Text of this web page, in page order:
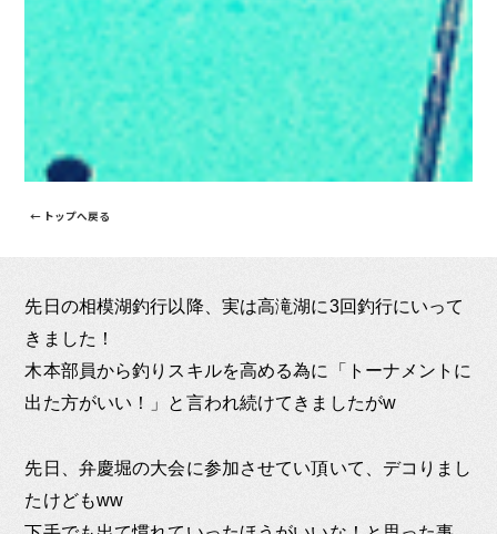
← トップへ戻る
先日の相模湖釣行以降、実は高滝湖に3回釣行にいって
きました！
木本部員から釣りスキルを高める為に「トーナメントに
出た方がいい！」と言われ続けてきましたがw
先日、弁慶堀の大会に参加させてい頂いて、デコりまし
たけどもww